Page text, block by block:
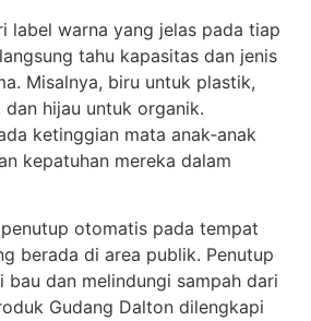
label warna yang jelas pada tiap
tahu kapasitas dan jenis
Misalnya, biru untuk plastik,
hijau untuk organik.
ketinggian mata anak‑anak
kepatuhan mereka dalam
otomatis pada tempat
berada di area publik. Penutup
bau dan melindungi sampah dari
Gudang Dalton dilengkapi